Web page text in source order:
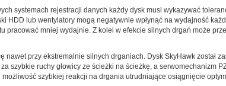
systemach rejestracji danych każdy dysk musi wykazywać
HDD lub wentylatory mogą negatywnie wpłynąć na wydajność
pracować mniej wydajnie. Z kolei w efekcie silnych drgań może
nawet przy ekstremalnie silnych drganiach. Dysk SkyHawk został
szybkie ruchy głowicy ze ścieżki na ścieżkę, a serwomechanizm
szybkiej reakcji na drgania utrudniające osiągnięcie